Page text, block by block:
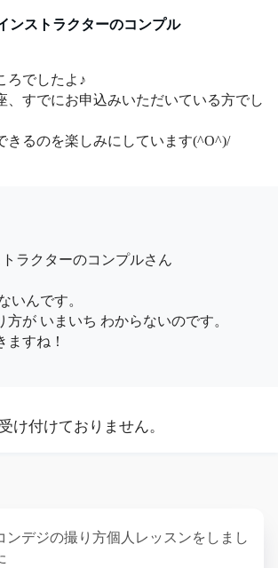
ンストラクターのコンプル
ろでしたよ♪
、すでにお申込みいただいている方でし
きるのを楽しみにしています(^O^)/
ラクターのコンプルさん
いんです。
方が いまいち わからないのです。
ますね！
け付けておりません。
ンデジの撮り方個人レッスンをしまし